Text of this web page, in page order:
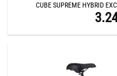
CUBE SUPREME HYBRID